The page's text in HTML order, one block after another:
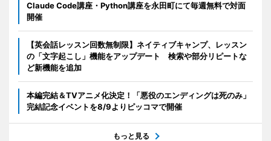
Claude Code講座・Python講座を永田町にて毎週無料で対面
開催
【英会話レッスン回数無制限】ネイティブキャンプ、レッスン
の「文字起こし」機能をアップデート 検索や部分リピートな
ど新機能を追加
本編完結＆TVアニメ化決定！「悪役のエンディングは死のみ」
完結記念イベントを8/9よりピッコマで開催
もっと見る